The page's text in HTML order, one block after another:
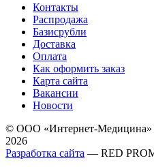
Контакты
Распродажа
Базисрубли
Доставка
Оплата
Как оформить заказ
Карта сайта
Вакансии
Новости
© ООО «Интернет-Медицина»
2026
Разработка сайта — RED